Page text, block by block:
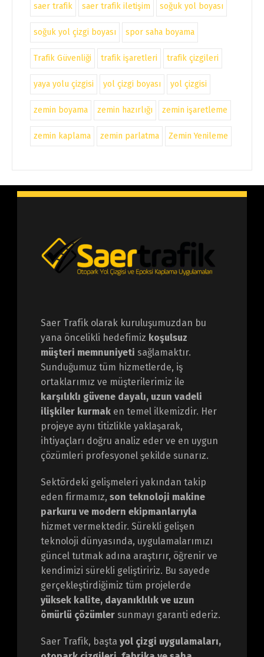
saer trafik saer trafik iletişim soğuk yol boyası
soğuk yol çizgi boyası spor saha boyama
Trafik Güvenliği trafik işaretleri trafik çizgileri
yaya yolu çizgisi yol çizgi boyası yol çizgisi
zemin boyama zemin hazırlığı zemin işaretleme
zemin kaplama zemin parlatma Zemin Yenileme
Saer Trafik olarak kuruluşumuzdan bu
yana öncelikli hedefimiz koşulsuz
müşteri memnuniyeti sağlamaktır.
Sunduğumuz tüm hizmetlerde, iş
ortaklarımız ve müşterilerimiz ile
karşılıklı güvene dayalı, uzun vadeli
ilişkiler kurmaken temel ilkemizdir. Her
projeye aynı titizlikle yaklaşarak,
ihtiyaçları doğru analiz eder ve en uygun
çözümleri profesyonel şekilde sunarız.
Sektördeki gelişmeleri yakından takip
eden firmamız, son teknoloji makine
parkuru ve modern ekipmanlarıyla
hizmet vermektedir. Sürekli gelişen
teknoloji dünyasında, uygulamalarımızı
güncel tutmak adına araştırır, öğrenir ve
kendimizi sürekli geliştiririz. Bu sayede
gerçekleştirdiğimiz tüm projelerde
yüksek kalite, dayanıklılık ve uzun
ömürlü çözümlersunmayı garanti ederiz.
Saer Trafik, başta yol çizgi uygulamaları,